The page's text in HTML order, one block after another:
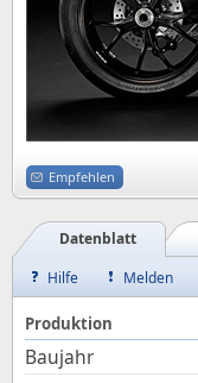
Empfehlen
Datenblatt
Hilfe
Melden
Produktion
Baujahr